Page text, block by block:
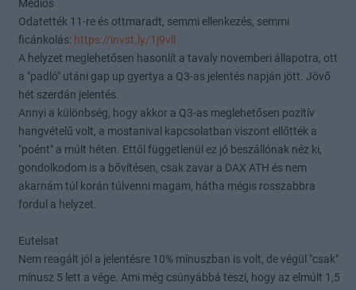
Medios
Odatették 11-re és ottmaradt, semmi ellenkezés, semmi
ficánkolás: https://invst.ly/1j9vll
A helyzet meglehetősen hasonlít a tavaly novemberi állapotra, ott
a "padló" utáni gap up gyertya a Q3-as jelentés napján jött. Jövő
hét szerdán jelentés.
Annyi a különbség, hogy akkor a Q3-as meglehetősen pozitív
hangvételű volt, a mostanival kapcsolatban viszont ellőtték a
"poént" a múlt héten. Ettől függetlenül ez jó beszállónak néz ki,
gondolkodom is a bővítésen, csak zavar a DAX ATH és nem
akarnám túl korán túlvenni magam, hátha mégis rosszabbra
fordul a helyzet.
Eutelsat
Nem reagált jól a jelentésre 10% mínuszban is volt, de végül "csak"
mínusz 5 lett a vége. Ami még csúnyábbá teszi, hogy az elmúlt 1,5